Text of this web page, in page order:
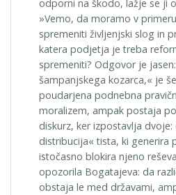
odporni na škodo, lažje se ji
»Vemo, da moramo v
spremeniti življenjski slog in
katera podjetja je treba
spremeniti? Odgovor je
šampanjskega kozarca,« je
poudarjena podnebna
moralizem, ampak postaja
diskurz, ker izpostavlja
distribucija« tista, ki generira
istočasno blokira njeno
opozorila Bogatajeva: da
obstaja le med državami,